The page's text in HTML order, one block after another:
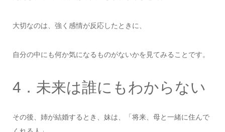
大切なのは、強く感情が反応したときに、
自分の中にも何か気になるものがないかを見てみることです。
4．未来は誰にもわからない
その後、姉が結婚するとき、妹は、「将来、母と一緒に住んで